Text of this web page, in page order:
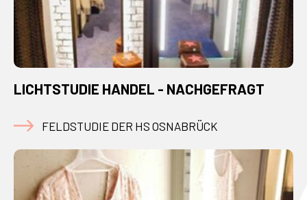
LICHTSTUDIE HANDEL - NACHGEFRAGT
FELDSTUDIE DER HS OSNABRÜCK